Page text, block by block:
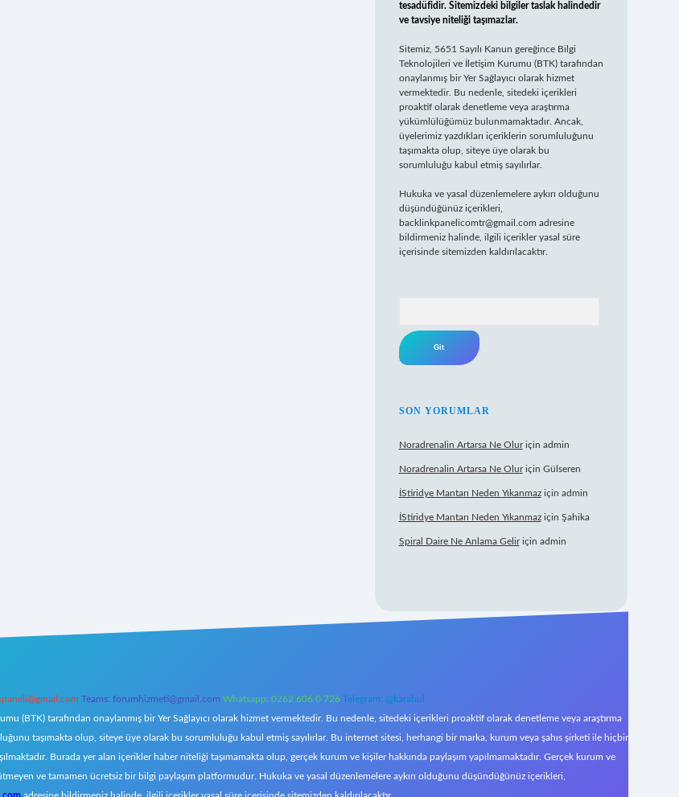
tesadüfidir. Sitemizdeki bilgiler taslak halindedir
ve tavsiye niteliği taşımazlar.
Sitemiz, 5651 Sayılı Kanun gereğince Bilgi
Teknolojileri ve İletişim Kurumu (BTK) tarafından
onaylanmış bir Yer Sağlayıcı olarak hizmet
vermektedir. Bu nedenle, sitedeki içerikleri
proaktif olarak denetleme veya araştırma
yükümlülüğümüz bulunmamaktadır. Ancak,
üyelerimiz yazdıkları içeriklerin sorumluluğunu
taşımakta olup, siteye üye olarak bu
sorumluluğu kabul etmiş sayılırlar.
Hukuka ve yasal düzenlemelere aykırı olduğunu
düşündüğünüz içerikleri,
backlinkpanelicomtr@gmail.com adresine
bildirmeniz halinde, ilgili içerikler yasal süre
içerisinde sitemizden kaldırılacaktır.
SON YORUMLAR
Noradrenalin Artarsa Ne Oluriçin admin
Noradrenalin Artarsa Ne Oluriçin Gülseren
İStiridye Mantarı Neden Yıkanmaziçin admin
İStiridye Mantarı Neden Yıkanmaziçin Şahika
Spiral Daire Ne Anlama Geliriçin admin
Teams: forumhizmeti@gmail.com Whatsapp: 0262 606 0 726 Telegram: @karabul
(BTK) tarafından onaylanmış bir Yer Sağlayıcı olarak hizmet vermektedir. Bu nedenle, sitedeki içerikleri proaktif olarak denetleme veya araştırma
taşımakta olup, siteye üye olarak bu sorumluluğu kabul etmiş sayılırlar. Bu internet sitesi, herhangi bir marka, kurum veya şahıs şirketi ile hiçbir
Burada yer alan içerikler haber niteliği taşımamakta olup, gerçek kurum ve kişiler hakkında paylaşım yapılmamaktadır. Gerçek kurum ve
ve tamamen ücretsiz bir bilgi paylaşım platformudur. Hukuka ve yasal düzenlemelere aykırı olduğunu düşündüğünüz içerikleri,